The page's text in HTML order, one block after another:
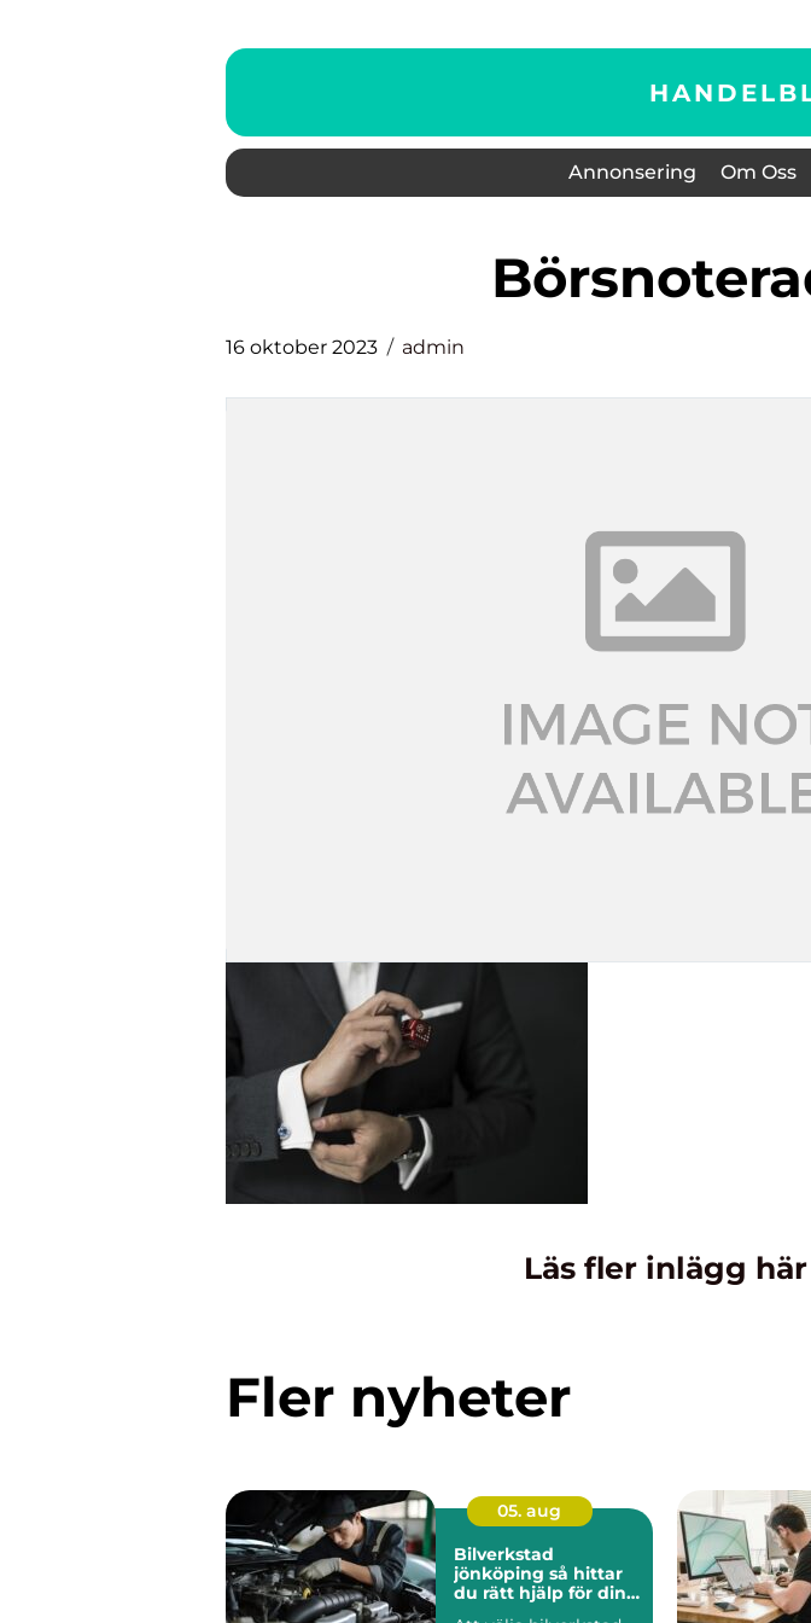
Annonsering Om Oss
16 oktober 2023 admin
Läs fler inlägg här
Fler nyheter
05. aug
Bilverkstad
jönköping så hittar
du rätt hjälp för din